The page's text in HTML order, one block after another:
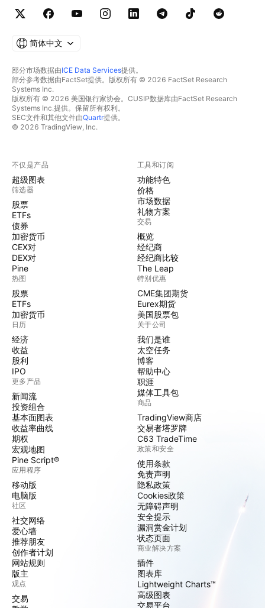
简体中文
部分市场数据由ICE Data Services提供。
部分参考数据由FactSet提供。版权所有 © 2026 FactSet Research
Systems Inc.
版权所有 © 2026 美国银行家协会。CUSIP数据库由FactSet Research
Systems Inc.提供。保留所有权利。
SEC文件和其他文件由Quartr提供。
© 2026 TradingView, Inc.
不仅是产品
超级图表
筛选器
股票
ETFs
债券
加密货币
CEX对
DEX对
Pine
热图
股票
ETFs
加密货币
日历
经济
收益
股利
IPO
更多产品
新闻流
投资组合
基本面图表
收益率曲线
期权
宏观地图
Pine Script®
应用程序
移动版
电脑版
社区
社交网络
爱心墙
推荐朋友
创作者计划
网站规则
版主
观点
交易
工具和订阅
功能特色
价格
市场数据
礼物方案
交易
概览
经纪商
经纪商比较
The Leap
特别优惠
CME集团期货
Eurex期货
美国股票包
关于公司
我们是谁
太空任务
博客
帮助中心
职涯
媒体工具包
商品
TradingView商店
交易者塔罗牌
C63 TradeTime
政策和安全
使用条款
免责声明
隐私政策
Cookies政策
无障碍声明
安全提示
漏洞赏金计划
状态页面
商业解决方案
插件
图表库
Lightweight Charts™
高级图表
交易平台